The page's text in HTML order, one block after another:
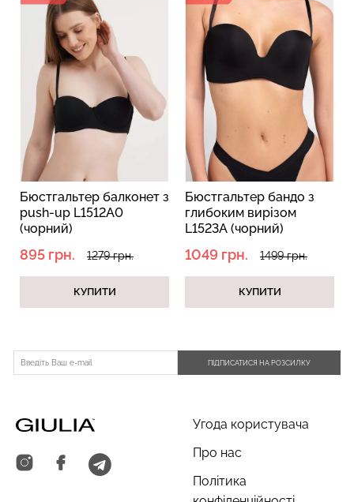
Бюстгальтер балконет з
push-up L1512A0
(чорний)
895 грн. 1279 грн.
КУПИТИ
Бюстгальтер бандо з
глибоким вирізом
L1523A (чорний)
1049 грн. 1499 грн.
КУПИТИ
ПІДПИСАТИСЯ НА РОЗСИЛКУ
Угода користувача
Про нас
Політика